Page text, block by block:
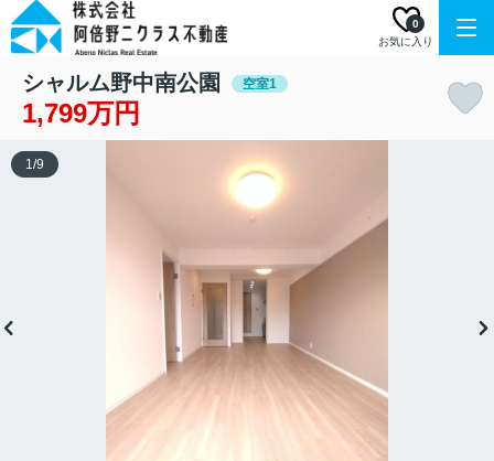
お気に入り
0
シャルム野中南公園 空室1
1,799万円
1/9